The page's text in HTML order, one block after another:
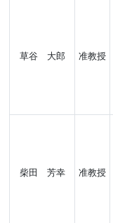
草谷 大郎 准教授
柴田 芳幸 准教授